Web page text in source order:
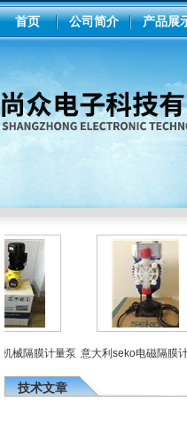
首页 公司简介 产品展
隔膜计量泵 意大利seko电磁隔膜计
技术文章